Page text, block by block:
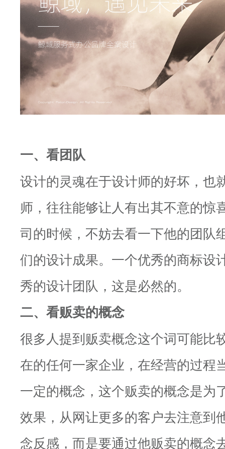
一、看团队
设计的灵魂在于设计师的好坏，也
师，往往能够让人有出其不意的惊
司的时候，不妨去看一下他的团队
们的设计成果。一个优秀的商标设
秀的设计团队，这是必然的。
二、看贩卖的概念
很多人提到贩卖概念这个词可能比
在的任何一家企业，在经营的过程
一定的概念，这个贩卖的概念是为
效果，从网让更多的客户去注意到
念反感，而是要通过他贩卖的概念